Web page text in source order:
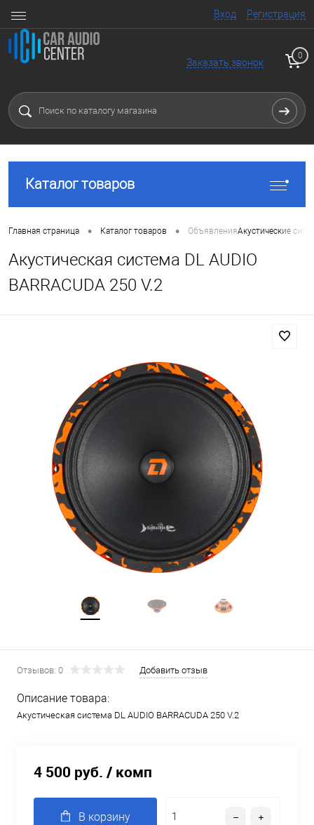
Вход Регистрация
Заказать звонок
0
Каталог товаров
Главная страница • Каталог товаров • ОбъявленияАкустические
Акустическая система DL AUDIO
BARRACUDA 250 V.2
Отзывов: 0 Добавить отзыв
Описание товара:
Акустическая система DL AUDIO BARRACUDA 250 V.2
4 500 руб. / комп
В корзину